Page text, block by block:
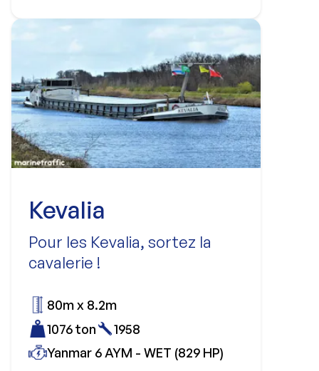
Kevalia
Pour les Kevalia, sortez la
cavalerie !
80m x 8.2m
1076 ton
1958
Yanmar 6 AYM - WET (829 HP)